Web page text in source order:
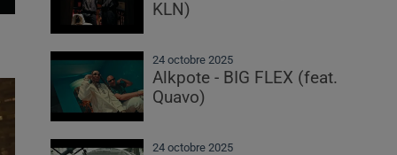
KLN)
24 octobre 2025
Alkpote - BIG FLEX (feat.
Quavo)
24 octobre 2025